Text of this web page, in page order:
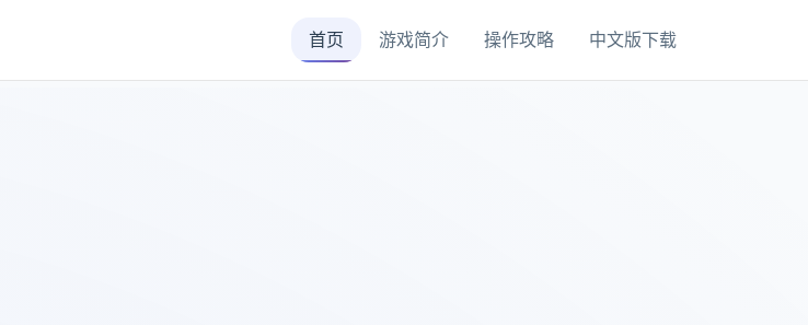
首页 游戏简介 操作攻略 中文版下载